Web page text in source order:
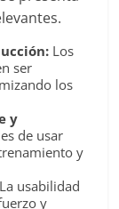
Los
ser
los
y
de usar
y
usabilidad
y